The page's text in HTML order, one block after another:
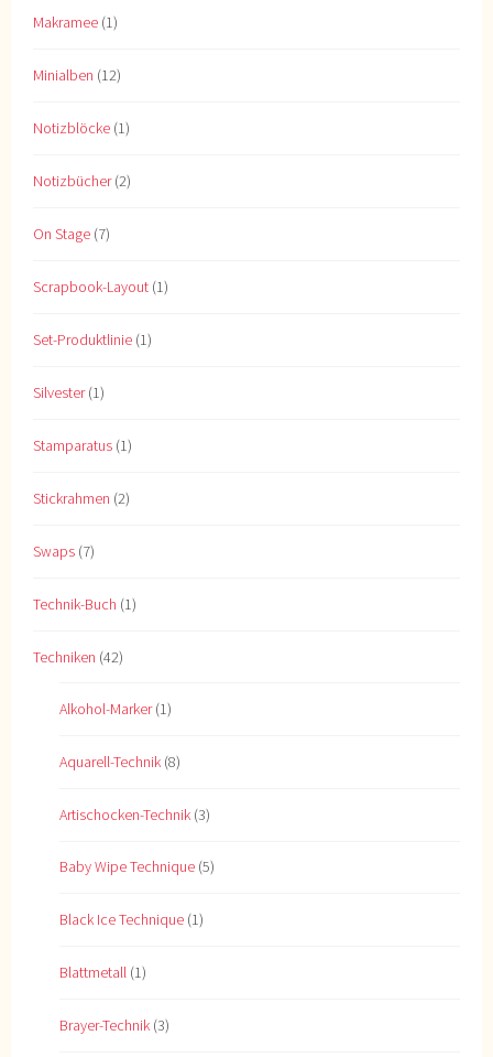
Makramee (1)
Minialben (12)
Notizblöcke (1)
Notizbücher(2)
On Stage (7)
Scrapbook-Layout (1)
Set-Produktlinie (1)
Silvester(1)
Stamparatus (1)
Stickrahmen (2)
Swaps (7)
Technik-Buch (1)
Techniken (42)
Alkohol-Marker(1)
Aquarell-Technik (8)
Artischocken-Technik (3)
Baby Wipe Technique (5)
Black Ice Technique (1)
Blattmetall (1)
Brayer-Technik (3)